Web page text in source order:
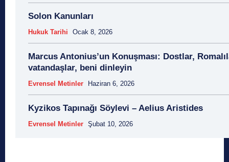
Solon Kanunları
Hukuk Tarihi Ocak 8, 2026
Marcus Antonius’un Konuşması: Dostlar,
vatandaşlar, beni dinleyin
Evrensel Metinler Haziran 6, 2026
Kyzikos Tapınağı Söylevi – Aelius Aristides
Evrensel Metinler Şubat 10, 2026